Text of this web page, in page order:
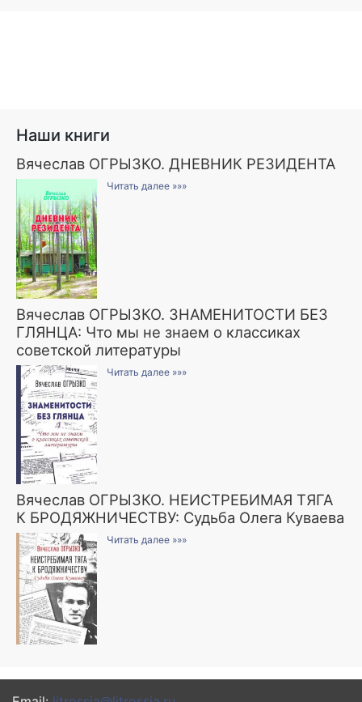
Наши книги
Вячеслав ОГРЫЗКО. ДНЕВНИК РЕЗИДЕНТА
Читать далее »»»
Вячеслав ОГРЫЗКО. ЗНАМЕНИТОСТИ БЕЗ
ГЛЯНЦА: Что мы не знаем о классиках
советской литературы
Читать далее »»»
Вячеслав ОГРЫЗКО. НЕИСТРЕБИМАЯ ТЯГА
К БРОДЯЖНИЧЕСТВУ: Судьба Олега Куваева
Читать далее »»»